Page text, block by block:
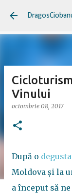
Vinului
octombrie 08, 2017
După o
Moldova și la
a început să